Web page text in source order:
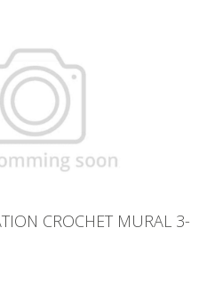
CROCHET MURAL 3-